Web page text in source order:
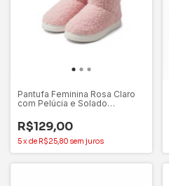
Pantufa Feminina Rosa Claro
com Pelúcia e Solado
R$129,00
5xde R$25,80 sem juros